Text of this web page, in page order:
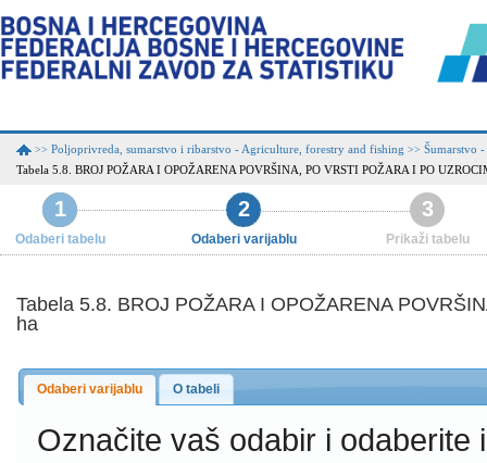
>> Poljoprivreda, sumarstvo i ribarstvo - Agriculture, forestry and fishing >> Šumarstvo
Tabela 5.8. BROJ POŽARA I OPOŽARENA POVRŠINA, PO VRSTI POŽARA I PO
1
Odaberi tabelu
2
Odaberi varijablu
3
Prikaži tabelu
Tabela 5.8. BROJ POŽARA I OPOŽARENA
ha
Odaberi varijablu O tabeli
Označite vaš odabir i